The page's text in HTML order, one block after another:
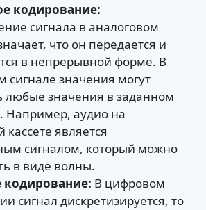
кодирование:
сигнала в аналоговом
что он передается и
в непрерывной форме. В
сигнале значения могут
любые значения в заданном
Например, аудио на
кассете является
сигналом, который можно
в виде волны.
В цифровом
сигнал дискретизируется, то